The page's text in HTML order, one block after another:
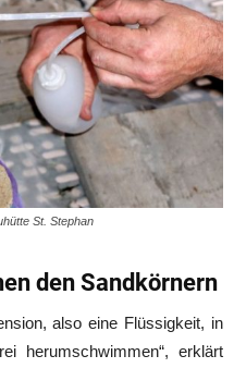
St. Stephan
den Sandkörnern
also eine Flüssigkeit, in
herumschwimmen“, erklärt